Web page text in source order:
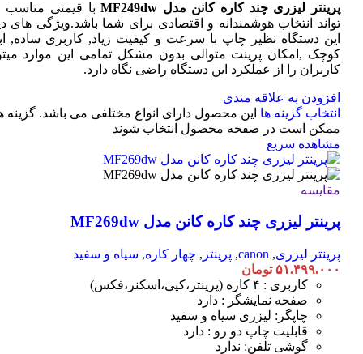
پرینتر لیزری چند کاره کانن مدل MF249dw
با قیمتی
تواند انتخاب هوشمندانه و اقتصادی برای شما باشد.ویژگی های
این دستگاه نظیر چاپ با سرعت و کیفیت زیاد, کاربری ساده,
کوچک ,امکان پرینت متوالی بدون مشکل تمامی این موارد
کاربران را از عملکرد این دستگاه راضی نگاه دارد.
افزودن به علاقه مندی
انتخاب گزینه ها این محصول دارای انواع مختلفی می باشد. گزینه
ممکن است در صفحه محصول انتخاب شوند
مشاهده سریع
مقایسه
پرینتر لیزری چند کاره کانن مدل MF269dw
پرینتر لیزری,
canon
, پرینتر , چهار کاره, سیاه و سفید
۵۱.۴۹۹.۰۰۰ تومان
کاربری : ۴ کاره (پرینتر،کپی،اسکنر،فکس)
صفحه نمایشگر : دارد
چاپگر: لیزری سیاه و سفید
قابلیت چاپ دو رو : دارد
گوشی تلفن: ندارد